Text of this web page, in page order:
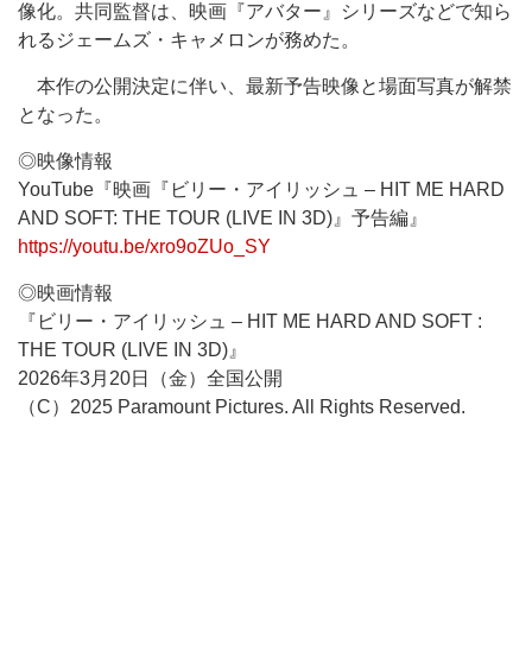
像化。共同監督は、映画『アバター』シリーズなどで知ら
れるジェームズ・キャメロンが務めた。
本作の公開決定に伴い、最新予告映像と場面写真が解禁
となった。
◎映像情報
YouTube『映画『ビリー・アイリッシュ – HIT ME HARD
AND SOFT: THE TOUR (LIVE IN 3D)』予告編』
https://youtu.be/xro9oZUo_SY
◎映画情報
『ビリー・アイリッシュ – HIT ME HARD AND SOFT :
THE TOUR (LIVE IN 3D)』
2026年3月20日（金）全国公開
（C）2025 Paramount Pictures. All Rights Reserved.